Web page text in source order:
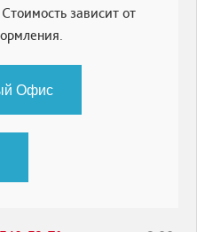
зависит от
Офис